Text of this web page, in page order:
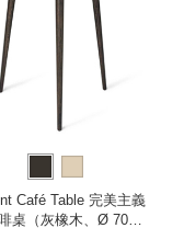
Café Table 完美主義
桌（灰橡木、Ø 70